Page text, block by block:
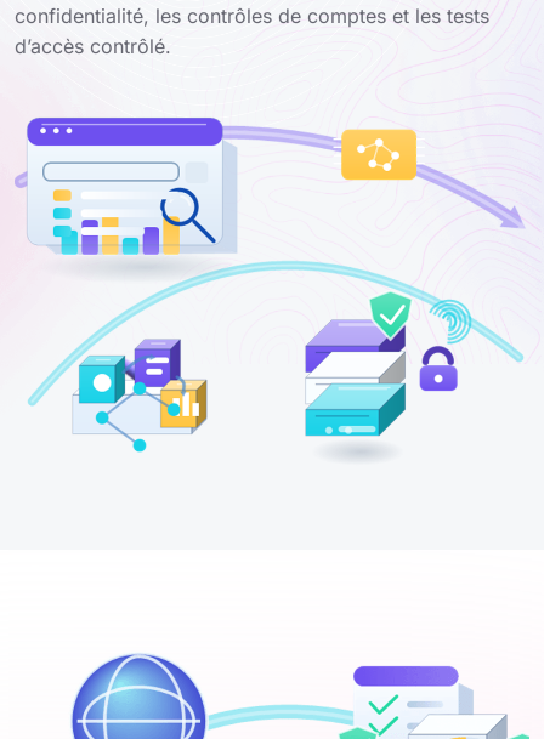
confidentialité, les contrôles de comptes et les tests
d’accès contrôlé.